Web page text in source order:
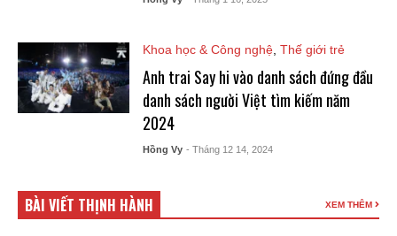
Khoa học & Công nghệ, Thế giới trẻ
Anh trai Say hi vào danh sách đứng đầu
danh sách người Việt tìm kiếm năm
2024
Hồng Vy - Tháng 12 14, 2024
BÀI VIẾT THỊNH HÀNH XEM THÊM